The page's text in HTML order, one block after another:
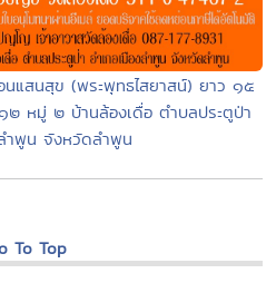
แสนสุข (พระพุทธไสยาสน์) ยาว ๑๕
หมู่ ๒ บ้านล้องเดื่อ ตำบลประตูป่า
ำพูน จังหวัดลำพูน
To Top